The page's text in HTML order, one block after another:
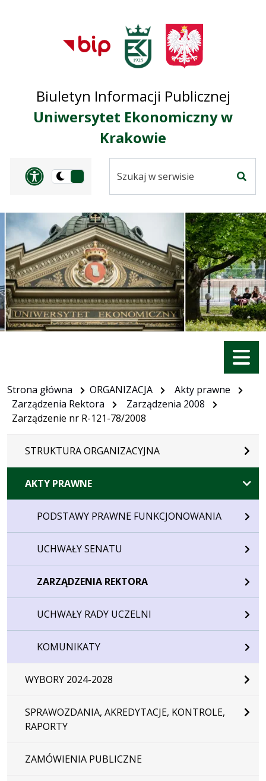
Przejdź do
głównego menu
Przejdź do treści
Przejdź do mapy
serwisu
Biuletyn Informacji Publicznej
Uniwersytet Ekonomiczny w
Krakowie
Panel dostosowania
Przełącz
ciemną
serwisie
Menu
Strona główna ORGANIZACJA
Akty prawne
Zarządzenia Rektora
Zarządzenia 2008
Zarządzenie nr R-121-78/2008
STRUKTURA ORGANIZACYJNA
AKTY PRAWNE
PODSTAWY PRAWNE FUNKCJONOWANIA
UCHWAŁY SENATU
ZARZĄDZENIA REKTORA
UCHWAŁY RADY UCZELNI
KOMUNIKATY
WYBORY 2024-2028
SPRAWOZDANIA, AKREDYTACJE, KONTROLE,
RAPORTY
ZAMÓWIENIA PUBLICZNE